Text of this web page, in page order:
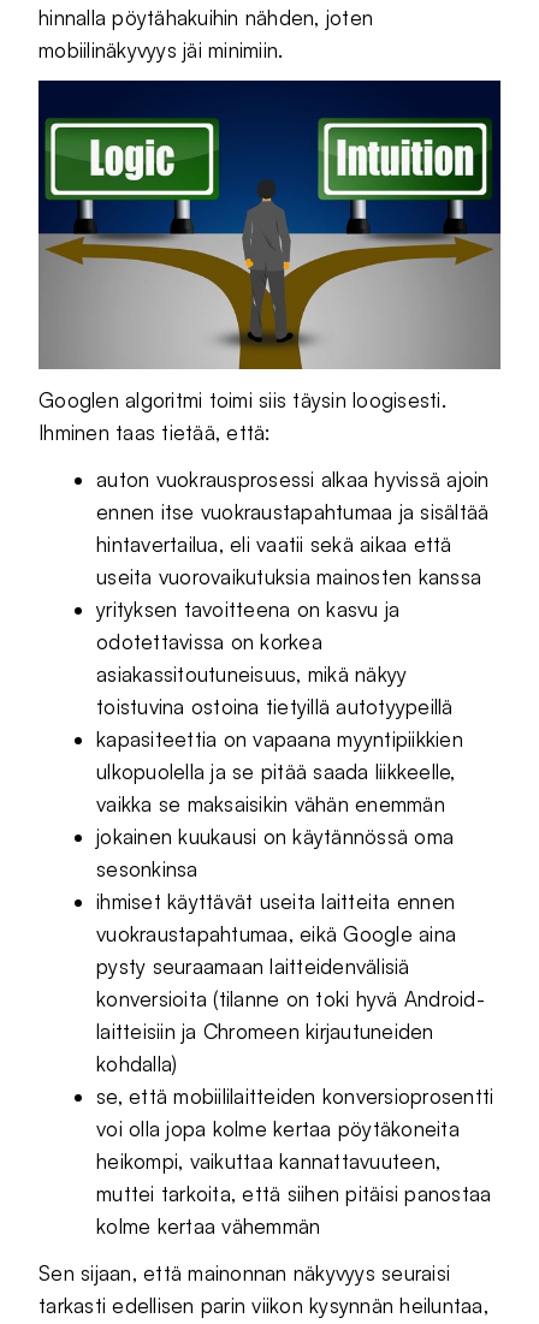
hinnalla pöytähakuihin nähden, joten
mobiilinäkyvyys jäi minimiin.
Googlen algoritmi toimi siis täysin loogisesti.
Ihminen taas tietää, että:
auton vuokrausprosessi alkaa hyvissä ajoin
ennen itse vuokraustapahtumaa ja sisältää
hintavertailua, eli vaatii sekä aikaa että
useita vuorovaikutuksia mainosten kanssa
yrityksen tavoitteena on kasvu ja
odotettavissa on korkea
asiakassitoutuneisuus, mikä näkyy
toistuvina ostoina tietyillä autotyypeillä
kapasiteettia on vapaana myyntipiikkien
ulkopuolella ja se pitää saada liikkeelle,
vaikka se maksaisikin vähän enemmän
jokainen kuukausi on käytännössä oma
sesonkinsa
ihmiset käyttävät useita laitteita ennen
vuokraustapahtumaa, eikä Google aina
pysty seuraamaan laitteidenvälisiä
konversioita (tilanne on toki hyvä Android-
laitteisiin ja Chromeen kirjautuneiden
kohdalla)
se, että mobiililaitteiden konversioprosentti
voi olla jopa kolme kertaa pöytäkoneita
heikompi, vaikuttaa kannattavuuteen,
muttei tarkoita, että siihen pitäisi panostaa
kolme kertaa vähemmän
Sen sijaan, että mainonnan näkyvyys seuraisi
tarkasti edellisen parin viikon kysynnän heiluntaa,